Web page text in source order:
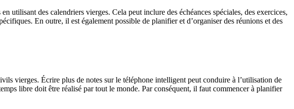
utilisant des calendriers vierges. Cela peut inclure des échéances spéciales, des exercices,
En outre, il est également possible de planifier et d’organiser des réunions et des
vierges. Écrire plus de notes sur le téléphone intelligent peut conduire à l’utilisation de
libre doit être réalisé par tout le monde. Par conséquent, il faut commencer à planifier